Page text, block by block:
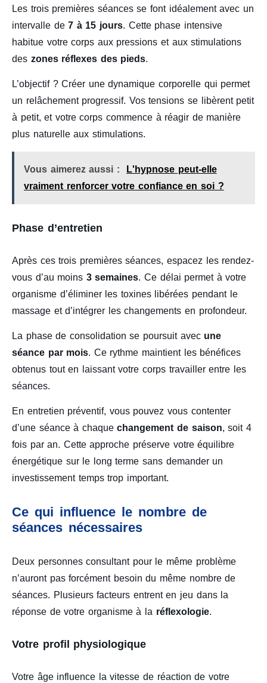
Les trois premières séances se font idéalement avec un
intervalle de7 à 15 jours. Cette phase intensive
habitue votre corps aux pressions et aux stimulations
des zones réflexes des pieds.
L’objectif ? Créer une dynamique corporelle qui permet
un relâchement progressif. Vos tensions se libèrent petit
à petit, et votre corps commence à réagir de manière
plus naturelle aux stimulations.
Vous aimerez aussi :
L'hypnose peut-elle
vraiment renforcer votre confiance en soi ?
Phase d’entretien
Après ces trois premières séances, espacez les rendez-
vous d’au moins 3 semaines. Ce délai permet à votre
organisme d’éliminer les toxines libérées pendant le
massage et d’intégrer les changements en profondeur.
La phase de consolidation se poursuit avec une
séance par mois. Ce rythme maintient les bénéfices
obtenus tout en laissant votre corps travailler entre les
séances.
En entretien préventif, vous pouvez vous contenter
d’une séance à chaquechangement de saison, soit 4
fois par an. Cette approche préserve votre équilibre
énergétique sur le long terme sans demander un
investissement temps trop important.
Ce qui influence le nombre de
séances nécessaires
Deux personnes consultant pour le même problème
n’auront pas forcément besoin du même nombre de
séances. Plusieurs facteurs entrent en jeu dans la
réponse de votre organisme à la réflexologie.
Votre profil physiologique
Votre âge influence la vitesse de réaction de votre